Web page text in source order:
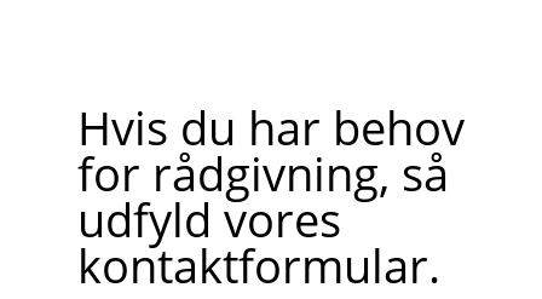
Hvis du har behov
for rådgivning, så
udfyld vores
kontaktformular.